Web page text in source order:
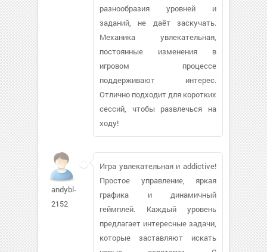
разнообразия уровней и
заданий, не даёт заскучать.
Механика увлекательная,
постоянные изменения в
игровом процессе
поддерживают интерес.
Отлично подходит для коротких
сессий, чтобы развлечься на
ходу!
andybl-
2152
Игра увлекательная и addictive!
Простое управление, яркая
графика и динамичный
геймплей. Каждый уровень
предлагает интересные задачи,
которые заставляют искать